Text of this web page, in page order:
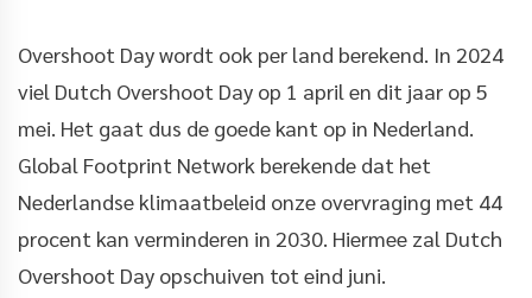
Overshoot Day wordt ook per land berekend. In 2024
viel Dutch Overshoot Day op 1 april en dit jaar op 5
mei. Het gaat dus de goede kant op in Nederland.
Global Footprint Network berekende dat het
Nederlandse klimaatbeleid onze overvraging met 44
procent kan verminderen in 2030. Hiermee zal Dutch
Overshoot Day opschuiven tot eind juni.